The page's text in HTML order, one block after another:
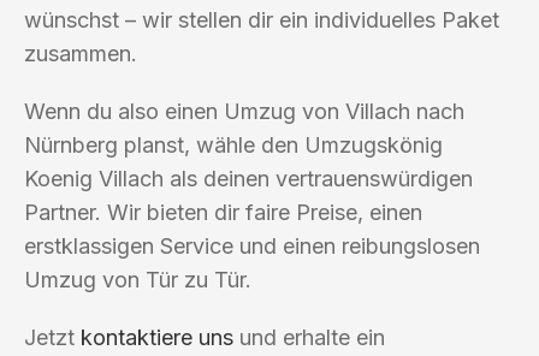
wünschst – wir stellen dir ein individuelles Paket
zusammen.
Wenn du also einen Umzug von Villach nach
Nürnberg planst, wähle den Umzugskönig
Koenig Villach als deinen vertrauenswürdigen
Partner. Wir bieten dir faire Preise, einen
erstklassigen Service und einen reibungslosen
Umzug von Tür zu Tür.
Jetzt kontaktiere uns und erhalte ein